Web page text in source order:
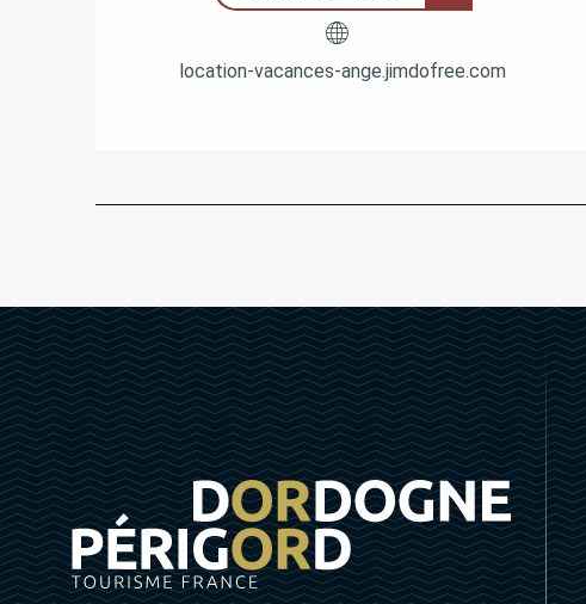
location-vacances-ange.jimdofree.com